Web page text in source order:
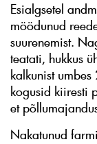
Esialgsetel
möödunud
suurenemist.
teatati, hukkus
kalkunist
kogusid kiiresti
et
Nakatunud